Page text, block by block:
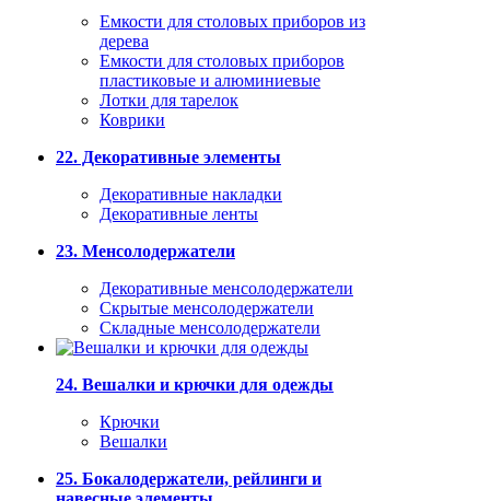
Емкости для столовых приборов из
дерева
Емкости для столовых приборов
пластиковые и алюминиевые
Лотки для тарелок
Коврики
22. Декоративные элементы
Декоративные накладки
Декоративные ленты
23. Менсолодержатели
Декоративные менсолодержатели
Скрытые менсолодержатели
Складные менсолодержатели
24. Вешалки и крючки для одежды
Крючки
Вешалки
25. Бокалодержатели, рейлинги и